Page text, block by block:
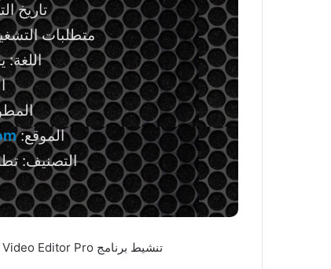
تاريخ
متطلبات
اللغة:
الموقع:
التصنيف:
تنشيط برنامج VideoPad Video Editor Pro لتحرير ملفات الفيديو بجودة عالية الدقة.